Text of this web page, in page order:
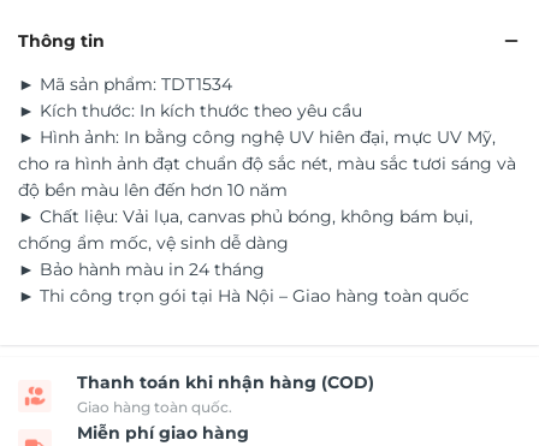
Thông tin
► Mã sản phẩm: TDT1534
► Kích thước: In kích thước theo yêu cầu
► Hình ảnh: In bằng công nghệ UV hiên đại, mực UV Mỹ,
cho ra hình ảnh đạt chuẩn độ sắc nét, màu sắc tươi sáng và
độ bền màu lên đến hơn 10 năm
► Chất liệu: Vải lụa, canvas phủ bóng, không bám bụi,
chống ẩm mốc, vệ sinh dễ dàng
► Bảo hành màu in 24 tháng
► Thi công trọn gói tại Hà Nội – Giao hàng toàn quốc
Thanh toán khi nhận hàng (COD)
Giao hàng toàn quốc.
Miễn phí giao hàng